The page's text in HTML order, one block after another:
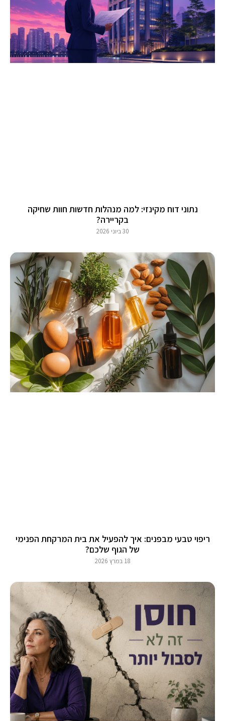
נתוני דוח מקינזי: למה מנהלות חדשות חוות שחיקה
בקריירה?
30 ביוני 2026
ריפוי טבעי מבפנים: איך להפעיל את בית המרקחת הפנימי
של הגוף שלכם?
18 במרץ 2026